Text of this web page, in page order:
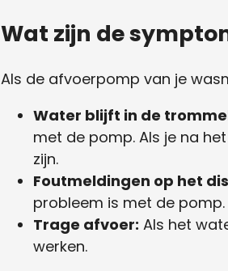
Wat zijn de
Als de afvoerpomp van je
Water blijft in de
met de pomp. Als je na
zijn.
Foutmeldingen op het
probleem is met de pomp.
Trage afvoer: Als het
werken.